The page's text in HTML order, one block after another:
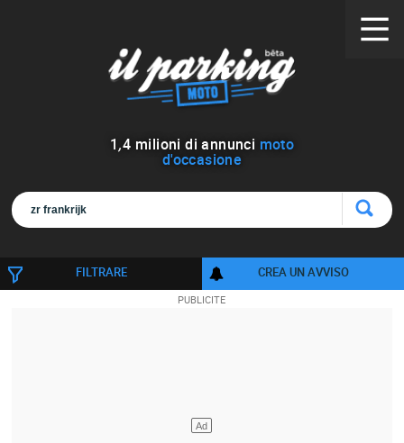
1,4 milioni di annunci moto
d'occasione
FILTRARE CREA UN AVVISO